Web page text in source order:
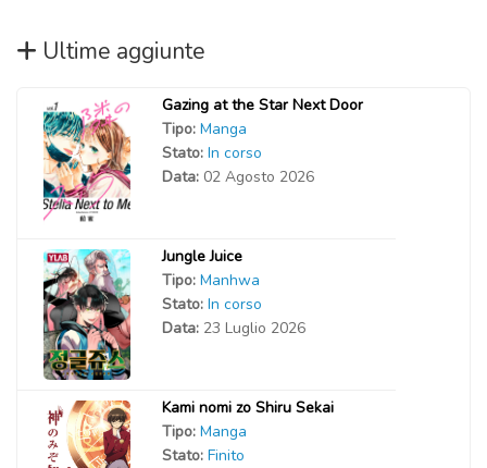
Ultime aggiunte
Gazing at the Star Next Door
Tipo: Manga
Stato: In corso
Data: 02 Agosto 2026
Jungle Juice
Tipo: Manhwa
Stato: In corso
Data: 23 Luglio 2026
Kami nomi zo Shiru Sekai
Tipo: Manga
Stato: Finito